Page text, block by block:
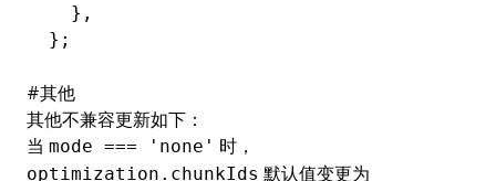
  },
};
#其他
其他不兼容更新如下：
当 mode === 'none' 时，
optimization.chunkIds 默认值变更为